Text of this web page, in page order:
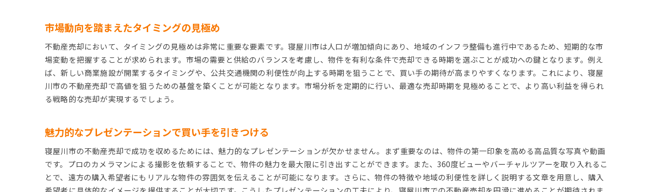
インターネットを駆使した効果的な広報
買い手目線での魅力的な物件紹介
寝屋川市市場動向を見極める不動産売却の成功法
売却時期を見極めるための指標
市場動向に基づく価格調整の重要性
未来予測を活かした長期戦略
寝屋川市不動産売却で有利な条件を引き出すポイント
市場動向を踏まえたタイミングの見極め
不動産売却において、タイミングの見極めは非常に重要な要素です。寝屋川市は人口が増加傾向にあり、地域のインフラ整備も進行中であるため、短期的な市
場変動を把握することが求められます。市場の需要と供給のバランスを考慮し、物件を有利な条件で売却できる時期を選ぶことが成功への鍵となります。例え
ば、新しい商業施設が開業するタイミングや、公共交通機関の利便性が向上する時期を狙うことで、買い手の期待が高まりやすくなります。これにより、寝屋
川市の不動産売却で高値を狙うための基盤を築くことが可能となります。市場分析を定期的に行い、最適な売却時期を見極めることで、より高い利益を得られ
る戦略的な売却が実現するでしょう。
魅力的なプレゼンテーションで買い手を引きつける
寝屋川市の不動産売却で成功を収めるためには、魅力的なプレゼンテーションが欠かせません。まず重要なのは、物件の第一印象を高める高品質な写真や動画
です。プロのカメラマンによる撮影を依頼することで、物件の魅力を最大限に引き出すことができます。また、360度ビューやバーチャルツアーを取り入れるこ
とで、遠方の購入希望者にもリアルな物件の雰囲気を伝えることが可能になります。さらに、物件の特徴や地域の利便性を詳しく説明する文章を用意し、購入